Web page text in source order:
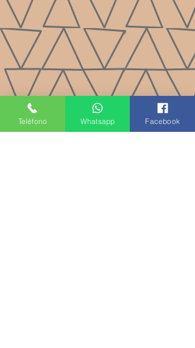
Teléfono Whatsapp Facebook